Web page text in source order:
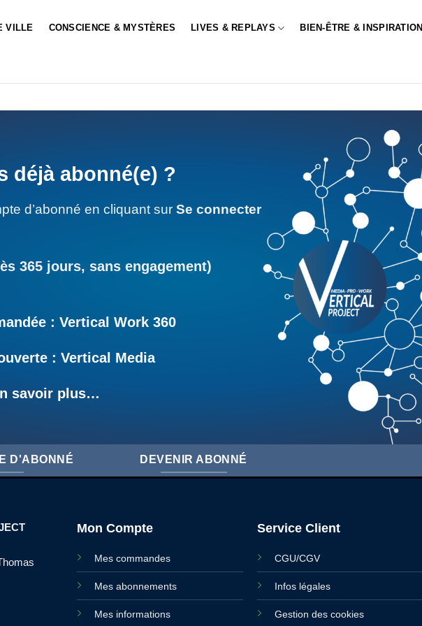
VILLE CONSCIENCE & MYSTÈRES LIVES & REPLAYS BIEN-ÊTRE & INSPIRATION
déjà abonné(e) ?
d’abonné en cliquant sur Se connecter
365 jours, sans engagement)
: Vertical Work 360
: Vertical Media
savoir plus…
D'ABONNÉ DEVENIR ABONNÉ
Mon Compte
Mes commandes
Mes abonnements
Mes informations
Service Client
CGU/CGV
Infos légales
Gestion des cookies